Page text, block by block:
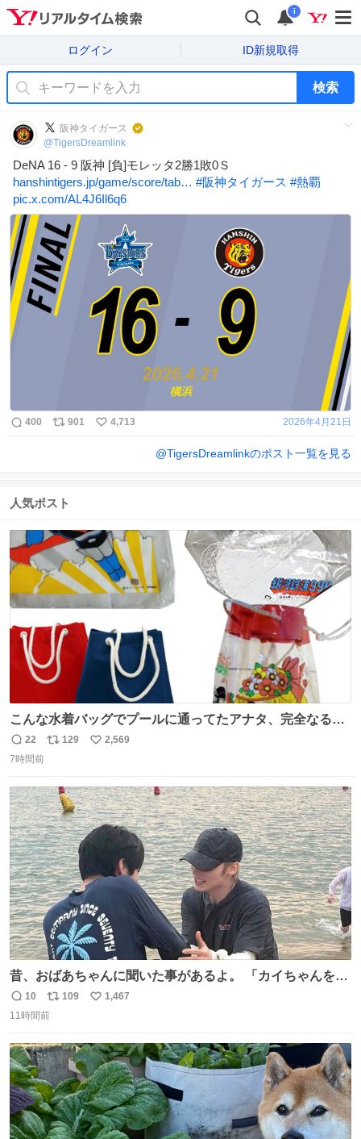
i
ログイン ID新規取得
検索
阪神タイガース
@TigersDreamlink
DeNA 16 - 9 阪神 [負]モレッタ2勝1敗0Ｓ
hanshintigers.jp/game/score/tab… #阪神タイガース #熱覇
pic.x.com/AL4J6Il6q6
400 901 4,713 2026年4月21日
@TigersDreamlinkのポスト一覧を見る
人気ポスト
こんな水着バッグでプールに通ってたアナタ、完全なる同
世代（笑） #70年代 #80年代 #昭和レトロ
返
信
22
リ
ト
数
129
い
数
2,569
7時間前
昔、おばあちゃんに聞いた事があるよ。 「カイちゃんをい
じめると、アイツが海から上がって来るぞ。」って。
返
信
10
リ
ポ
ト
数
109
い
数
1,467
11時間前